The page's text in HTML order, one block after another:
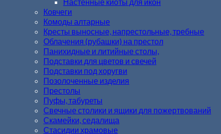
Ковчеги
Комоды алтарные
Кресты выносные, напрестольные, требные
Облачения (рубашки) на престол
Панихидные и литийные столы,
Подставки для цветов и свечей
Подставки под хоругви
Позолоченные изделия
Престолы
Пуфы, табуреты
Свечные столики и ящики для пожертвований
Скамейки, седалища
Стасидии храмовые